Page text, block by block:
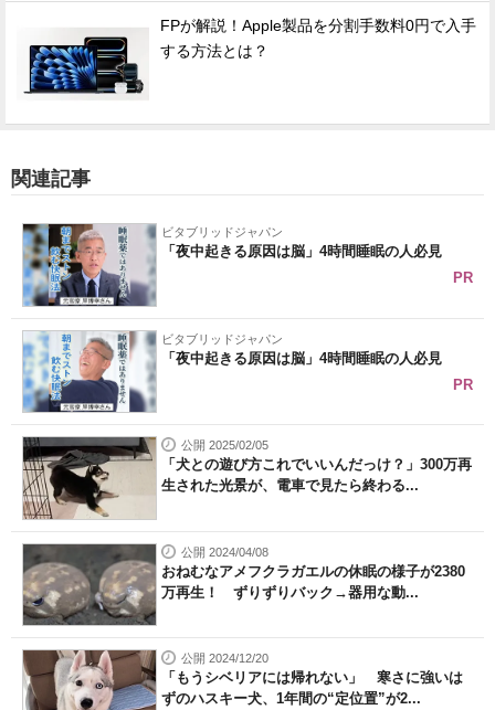
FPが解説！Apple製品を分割手数料0円で入手
する方法とは？
関連記事
ビタブリッドジャパン
「夜中起きる原因は脳」4時間睡眠の人必見
PR
ビタブリッドジャパン
「夜中起きる原因は脳」4時間睡眠の人必見
PR
公開 2025/02/05
「犬との遊び方これでいいんだっけ？」300万再
生された光景が、電車で見たら終わる...
公開 2024/04/08
おねむなアメフクラガエルの休眠の様子が2380
万再生！ ずりずりバック→器用な動...
公開 2024/12/20
「もうシベリアには帰れない」 寒さに強いは
ずのハスキー犬、1年間の“定位置”が2...